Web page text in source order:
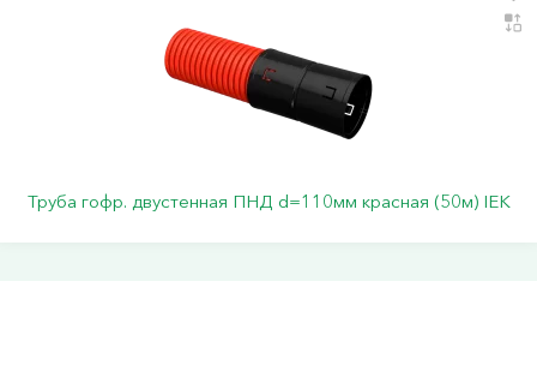
Труба гофр. двустенная ПНД d=110мм красная (50м) IEK